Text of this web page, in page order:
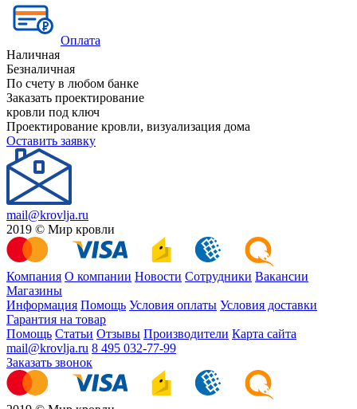
Оплата
Наличная
Безналичная
По счету в любом банке
Заказать проектирование
кровли под ключ
Проектирование кровли, визуализация дома
Оставить заявку
mail@krovlja.ru
2019 © Мир кровли
Компания О компании Новости Сотрудники Вакансии
Магазины
Информация Помощь Условия оплаты Условия доставки
Гарантия на товар
Помощь Статьи Отзывы Производители Карта сайта
mail@krovlja.ru 8 495 032-77-99
Заказать звонок